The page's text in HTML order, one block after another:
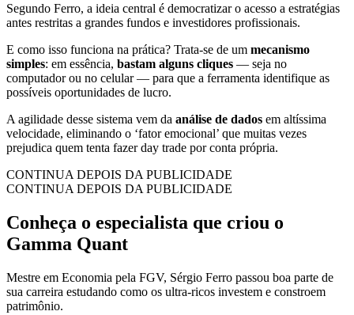
Segundo Ferro, a ideia central é democratizar o acesso a estratégias
antes restritas a grandes fundos e investidores profissionais.
E como isso funciona na prática? Trata-se de um mecanismo
simples: em essência, bastam alguns cliques — seja no
computador ou no celular — para que a ferramenta identifique as
possíveis oportunidades de lucro.
A agilidade desse sistema vem da análise de dados em altíssima
velocidade, eliminando o ‘fator emocional’ que muitas vezes
prejudica quem tenta fazer day trade por conta própria.
CONTINUA DEPOIS DA PUBLICIDADE
CONTINUA DEPOIS DA PUBLICIDADE
Conheça o especialista que criou o
Gamma Quant
Mestre em Economia pela FGV, Sérgio Ferro passou boa parte de
sua carreira estudando como os ultra-ricos investem e constroem
patrimônio.